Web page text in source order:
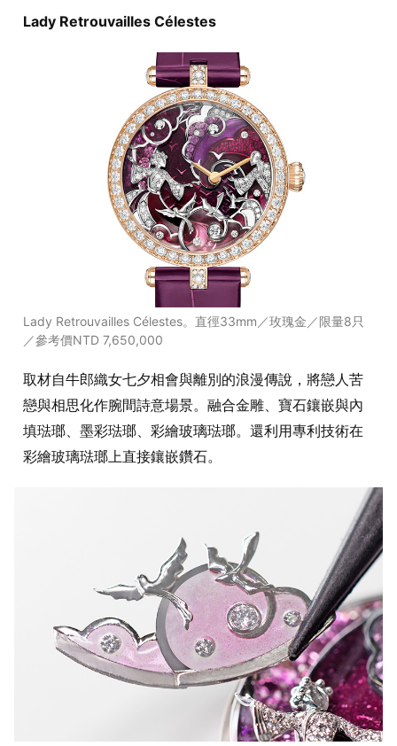
Lady Retrouvailles Célestes
Lady Retrouvailles Célestes。直徑33mm／玫瑰金／限量8只
／參考價NTD 7,650,000
取材自牛郎織女七夕相會與離別的浪漫傳說，將戀人苦
戀與相思化作腕間詩意場景。融合金雕、寶石鑲嵌與內
填琺瑯、墨彩琺瑯、彩繪玻璃琺瑯。還利用專利技術在
彩繪玻璃琺瑯上直接鑲嵌鑽石。